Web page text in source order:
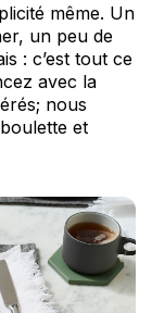
même. Un
un peu de
: c’est tout ce
avec la
nous
et